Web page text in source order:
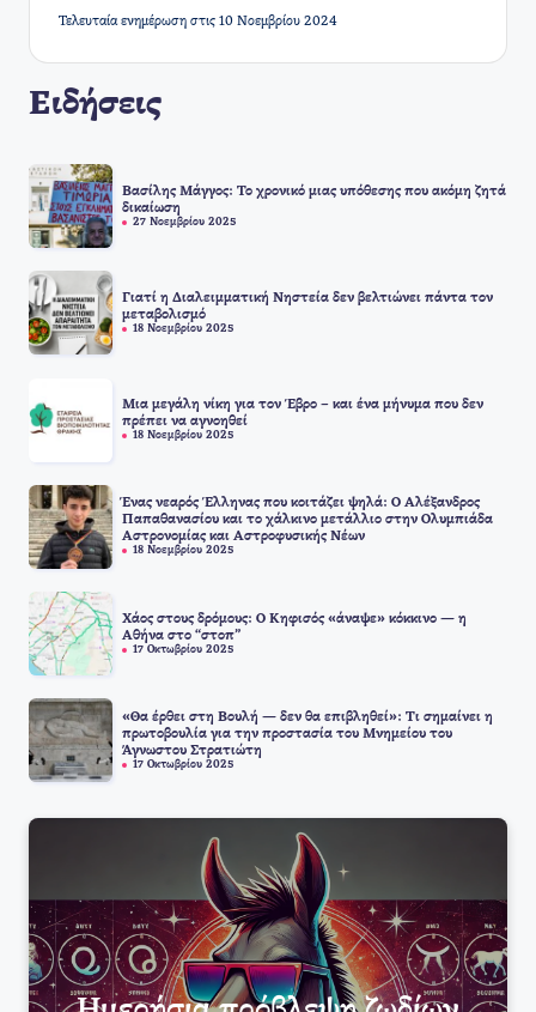
Τελευταία ενημέρωση στις 10 Νοεμβρίου 2024
Ειδήσεις
Βασίλης Μάγγος: Το χρονικό μιας υπόθεσης που ακόμη ζητά
δικαίωση
27 Νοεμβρίου 2025
Γιατί η Διαλειμματική Νηστεία δεν βελτιώνει πάντα τον
μεταβολισμό
18 Νοεμβρίου 2025
Μια μεγάλη νίκη για τον Έβρο – και ένα μήνυμα που δεν
πρέπει να αγνοηθεί
18 Νοεμβρίου 2025
Ένας νεαρός Έλληνας που κοιτάζει ψηλά: Ο Αλέξανδρος
Παπαθανασίου και το χάλκινο μετάλλιο στην Ολυμπιάδα
Αστρονομίας και Αστροφυσικής Νέων
18 Νοεμβρίου 2025
Χάος στους δρόμους: Ο Κηφισός «άναψε» κόκκινο — η
Αθήνα στο “στοπ”
17 Οκτωβρίου 2025
«Θα έρθει στη Βουλή — δεν θα επιβληθεί»: Τι σημαίνει η
πρωτοβουλία για την προστασία του Μνημείου του
Άγνωστου Στρατιώτη
17 Οκτωβρίου 2025